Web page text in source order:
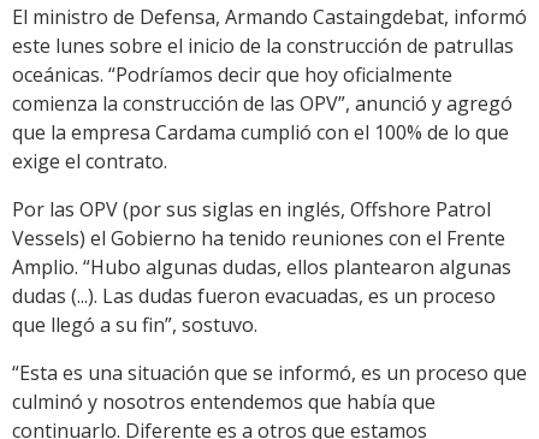
Link
El ministro de Defensa, Armando Castaingdebat, informó
este lunes sobre el inicio de la construcción de patrullas
oceánicas. “Podríamos decir que hoy oficialmente
comienza la construcción de las OPV”, anunció y agregó
que la empresa Cardama cumplió con el 100% de lo que
exige el contrato.
Por las OPV (por sus siglas en inglés, Offshore Patrol
Vessels) el Gobierno ha tenido reuniones con el Frente
Amplio. “Hubo algunas dudas, ellos plantearon algunas
dudas (...). Las dudas fueron evacuadas, es un proceso
que llegó a su fin”, sostuvo.
“Esta es una situación que se informó, es un proceso que
culminó y nosotros entendemos que había que
continuarlo. Diferente es a otros que estamos